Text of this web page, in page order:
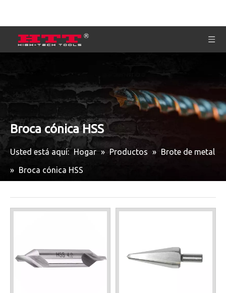
Broca cónica HSS
Usted está aquí: Hogar » Productos » Brote de metal
» Broca cónica HSS